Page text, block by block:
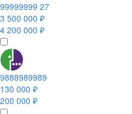
99999999 27
3 500 000 ₽
4 200 000 ₽
9888989989
130 000 ₽
200 000 ₽